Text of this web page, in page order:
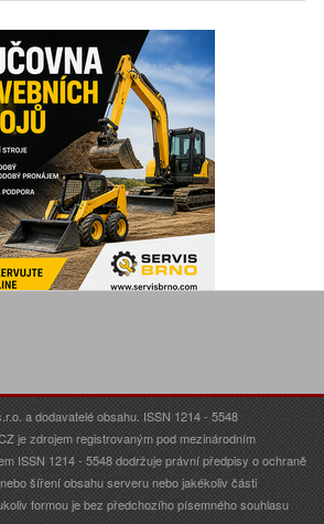
a dodavatelé obsahu. ISSN 1214 - 5548
je zdrojem registrovaným pod mezinárodním
ISSN 1214 - 5548 dodržuje právní předpisy o ochraně
šíření obsahu serveru nebo jakékoliv části
formou je bez předchozího písemného souhlasu